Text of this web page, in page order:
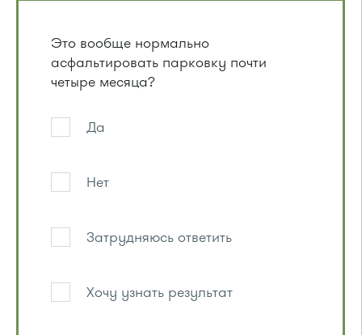
Это вообще нормально
асфальтировать парковку почти
четыре месяца?
Да
Нет
Затрудняюсь ответить
Хочу узнать результат